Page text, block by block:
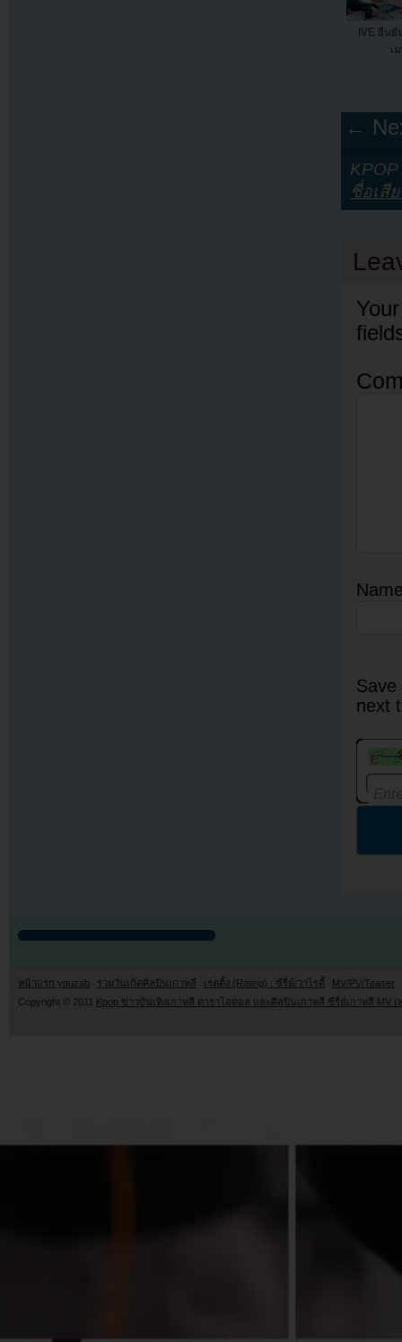
IVE ยืน
เ
←
ชื่อเสีย
next
หน้าแรก youzab รวมวันเกิดศิลปินเกาหลี เรตติ้ง (Rating) : ซีรี่ย์/วาไรตี้
MV/PV/Teaser
Copyright © 2011 Kpop ข่าวบันเทิงเกาหลี ดาราไอดอล และศิลปินเกาหลี ซีรี่ย์เกาหลี MV